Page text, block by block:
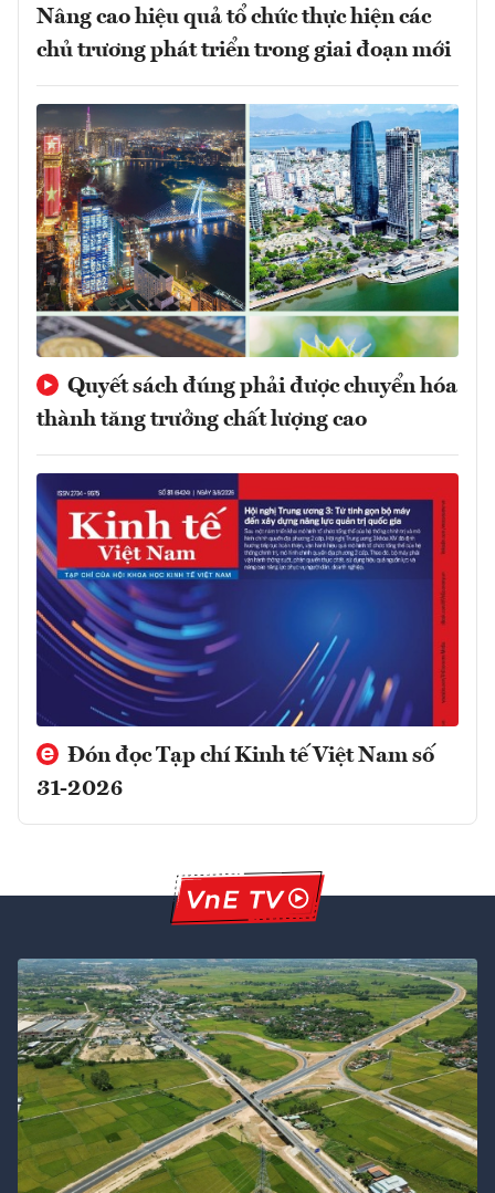
Nâng cao hiệu quả tổ chức thực hiện các
chủ trương phát triển trong giai đoạn mới
Quyết sách đúng phải được chuyển hóa
thành tăng trưởng chất lượng cao
Đón đọc Tạp chí Kinh tế Việt Nam số
31-2026